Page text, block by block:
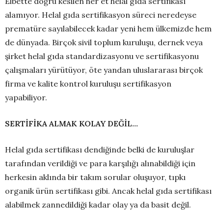
alamıyor. Helal gıda sertifikasyon süreci neredeyse
prematüre sayılabilecek kadar yeni hem ülkemizde hem
de dünyada. Birçok sivil toplum kuruluşu, dernek veya
şirket helal gıda standardizasyonu ve sertifikasyonu
çalışmaları yürütüyor, öte yandan uluslararası birçok
firma ve kalite kontrol kuruluşu sertifikasyon
yapabiliyor.
SERTİFİKA ALMAK KOLAY DEĞİL…
Helal gıda sertifikası dendiğinde belki de kuruluşlar
tarafından verildiği ve para karşılığı alınabildiği için
herkesin aklında bir takım sorular oluşuyor, tıpkı
organik ürün sertifikası gibi. Ancak helal gıda sertifikası
alabilmek zannedildiği kadar olay ya da basit değil.